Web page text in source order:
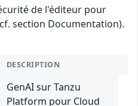
de l'éditeur pour
section Documentation).
DESCRIPTION
GenAI sur Tanzu
Platform pour Cloud